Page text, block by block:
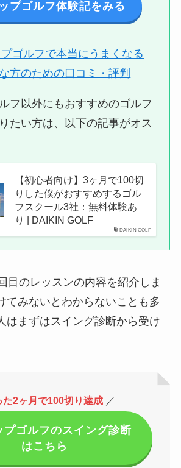
プゴルフ体験記をみる
ゴルフで本当にうまくなる
方のための口コミ・評判
フ以外にもおすすめのゴルフ
たい方は、以下の記事がオス
DAIKIN GOLF
【初心者向け】3ヶ月で100切
りした僕がおすすめするゴル
フスクール3社：無料体験あ
り | DAIKIN GOLF
目のレッスンの内容を紹介しま
てみないとわからないことも多
はまずはスイング診断から受け
た2ヶ月で100切り達成 ／
プゴルフのスイング診断
はこちら